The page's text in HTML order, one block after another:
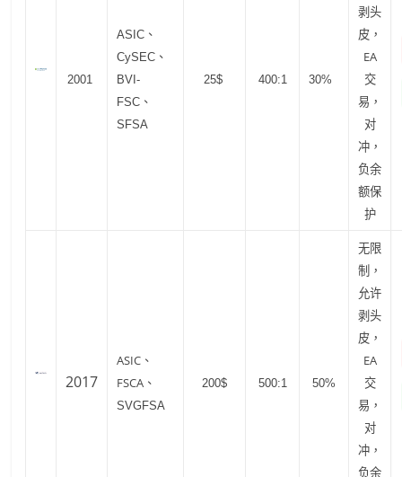
2001
ASIC、
CySEC、
BVI-
FSC、
SFSA
25$ 400:1 30%
剥头
皮，
EA
交
易，
对
冲，
负余
额保
护
2017
ASIC、
FSCA、
SVGFSA
200$ 500:1 50%
无限
制，
允许
剥头
皮，
EA
交
易，
对
冲，
负余